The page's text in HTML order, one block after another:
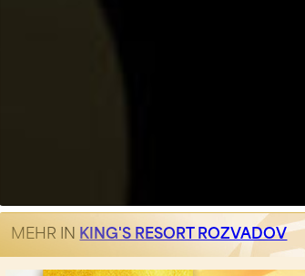
MEHR IN KING'S RESORT ROZVADOV